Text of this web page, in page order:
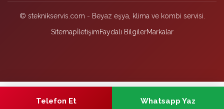
© steknikservis.com - Beyaz eşya, klima ve kombi servisi.
SitemapİletişimFaydalı BilgilerMarkalar
Telefon Et Whatsapp Yaz